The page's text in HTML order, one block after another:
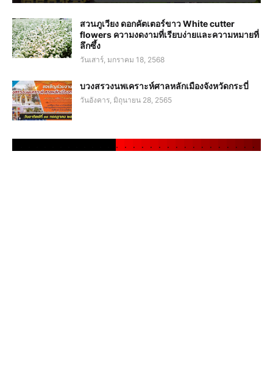
สวนภูเวียง ดอกคัตเตอร์ขาว White cutter
flowers ความงดงามที่เรียบง่ายและความหมายที่
ลึกซึ้ง
วันเสาร์, มกราคม 18, 2568
บวงสรวงนพเคราะห์ศาลหลักเมืองจังหวัดกระบี่
วันอังคาร, มิถุนายน 28, 2565
. . . . . . . . . . . . . . . . .